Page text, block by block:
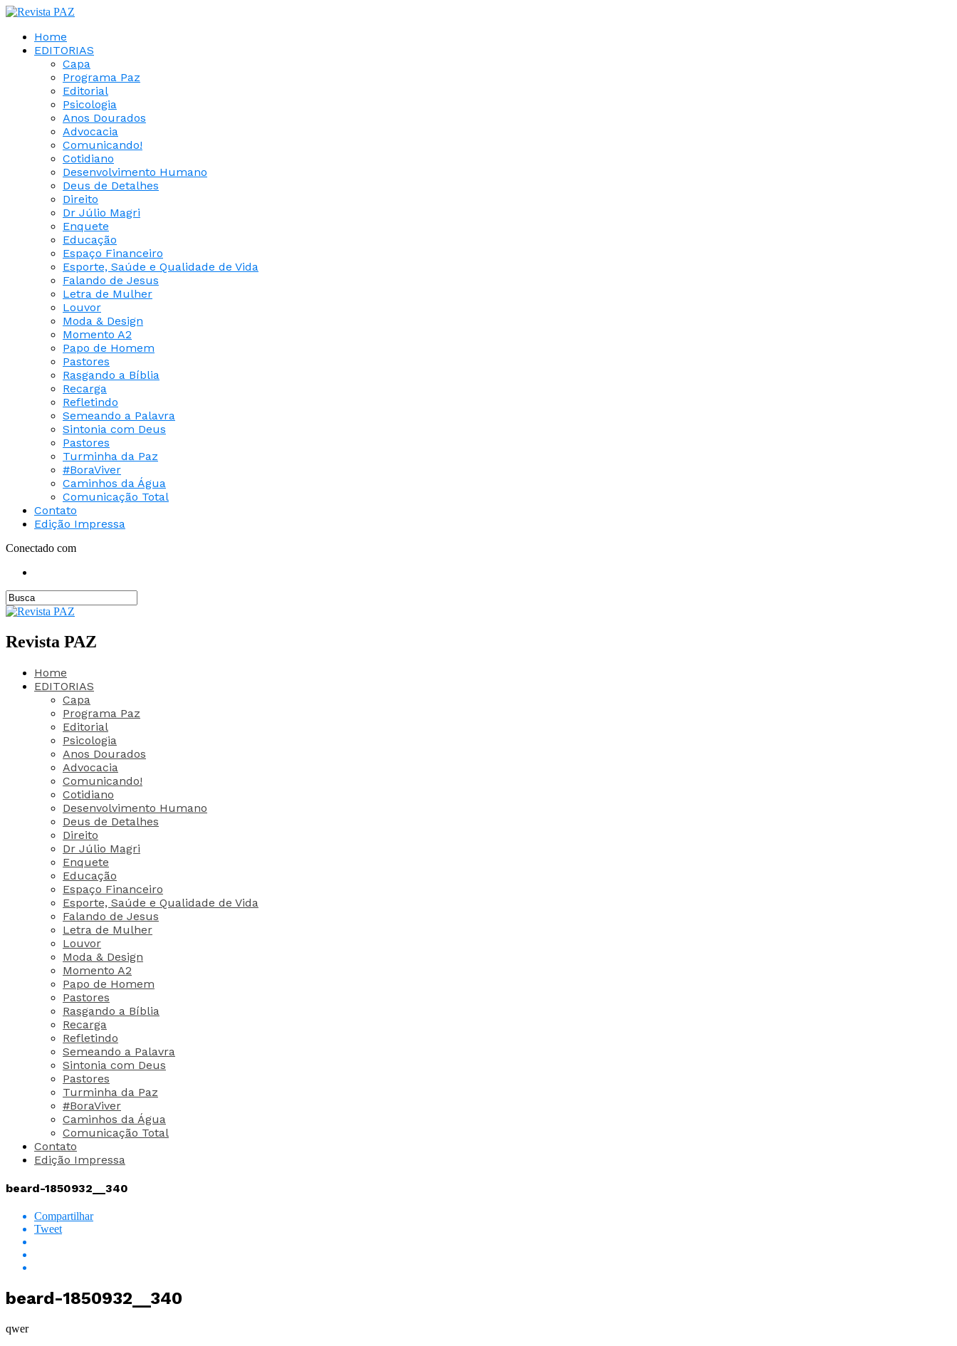
Home
EDITORIAS
Capa
Programa Paz
Editorial
Psicologia
Anos Dourados
Advocacia
Comunicando!
Cotidiano
Desenvolvimento Humano
Deus de Detalhes
Direito
Dr Júlio Magri
Enquete
Educação
Espaço Financeiro
Esporte, Saúde e Qualidade de Vida
Falando de Jesus
Letra de Mulher
Louvor
Moda & Design
Momento A2
Papo de Homem
Pastores
Rasgando a Bíblia
Recarga
Refletindo
Semeando a Palavra
Sintonia com Deus
Pastores
Turminha da Paz
#BoraViver
Caminhos da Água
Comunicação Total
Contato
Edição Impressa
Conectado com
Revista PAZ
Home
EDITORIAS
Capa
Programa Paz
Editorial
Psicologia
Anos Dourados
Advocacia
Comunicando!
Cotidiano
Desenvolvimento Humano
Deus de Detalhes
Direito
Dr Júlio Magri
Enquete
Educação
Espaço Financeiro
Esporte, Saúde e Qualidade de Vida
Falando de Jesus
Letra de Mulher
Louvor
Moda & Design
Momento A2
Papo de Homem
Pastores
Rasgando a Bíblia
Recarga
Refletindo
Semeando a Palavra
Sintonia com Deus
Pastores
Turminha da Paz
#BoraViver
Caminhos da Água
Comunicação Total
Contato
Edição Impressa
beard-1850932__340
Compartilhar
Tweet
beard-1850932__340
qwer